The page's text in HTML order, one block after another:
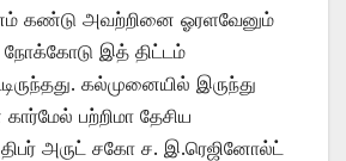
கண்டு அவற்றினை ஓரளவேனும்
நோக்கோடு இத் திட்டம்
கல்முனையில் இருந்து
பற்றிமா தேசிய
அருட் சகோ ச. இ.ரெஜினோல்ட்